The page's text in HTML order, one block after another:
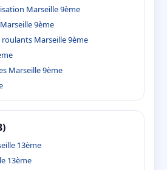
Marseille 9ème
9ème
Marseille 9ème
Marseille 9ème
13ème
13ème